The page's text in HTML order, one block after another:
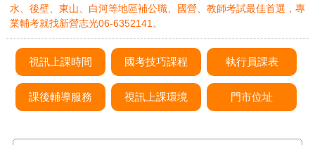
水、後壁、東山、白河等地區補公職、國營、教師考試最佳首選，專
業輔考就找新營志光06-6352141。
視訊上課時間 國考技巧課程 執行員課表
課後輔導服務 視訊上課環境 門市位址